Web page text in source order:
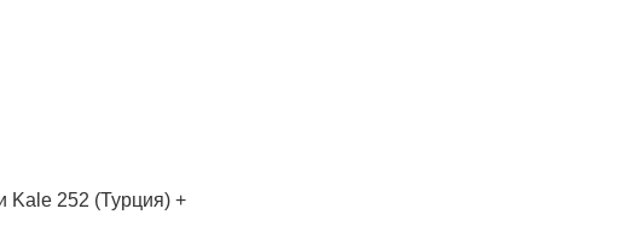
Kale 252 (Турция) +